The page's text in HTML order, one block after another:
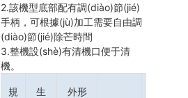
2.該機型底部配有調(diào)節(jié)
手柄，可根據(jù)加工需要自由調
(diào)節(jié)除芒時間
3.整機設(shè)有清機口便于清
機。
規
生
外形